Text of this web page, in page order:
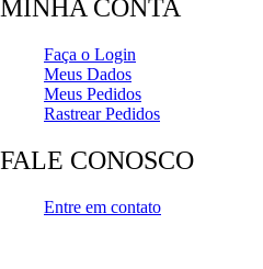
MINHA CONTA
Faça o Login
Meus Dados
Meus Pedidos
Rastrear Pedidos
FALE CONOSCO
Entre em contato